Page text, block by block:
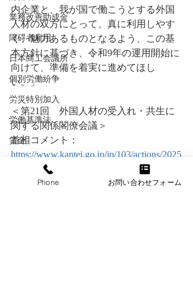
業務改善助成金
障碍者雇用
日本商工会議所
個別労働紛争
労災特別加入
労働基準法
賃金
内企業と、我が国で働こうとする外国
人材の双方にとって、真に利用しやす
く、魅力あるものとなるよう、この基
本方針に基づき、令和9年の運用開始に
向けて、準備を着実に進めてほし
い。」
＜第21回　外国人材の受入れ・共生に
関する関係閣僚会議＞
首相コメント：
https://www.kantei.go.jp/jp/103/actions/2025
03/11gaikoku.html
会議資料：
Phone お問い合わせフォーム